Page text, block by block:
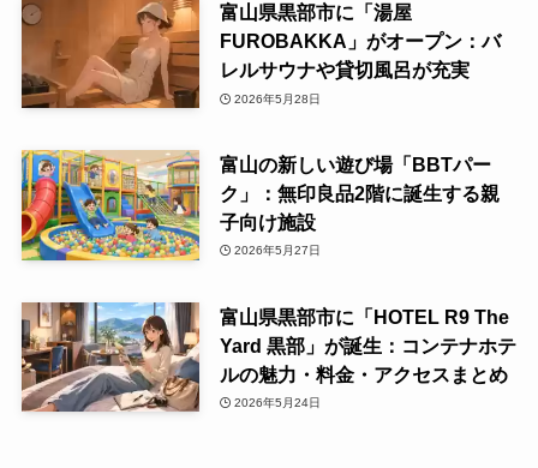
富山県黒部市に「湯屋
FUROBAKKA」がオープン：バ
レルサウナや貸切風呂が充実
2026年5月28日
富山の新しい遊び場「BBTパー
ク」：無印良品2階に誕生する親
子向け施設
2026年5月27日
富山県黒部市に「HOTEL R9 The
Yard 黒部」が誕生：コンテナホテ
ルの魅力・料金・アクセスまとめ
2026年5月24日